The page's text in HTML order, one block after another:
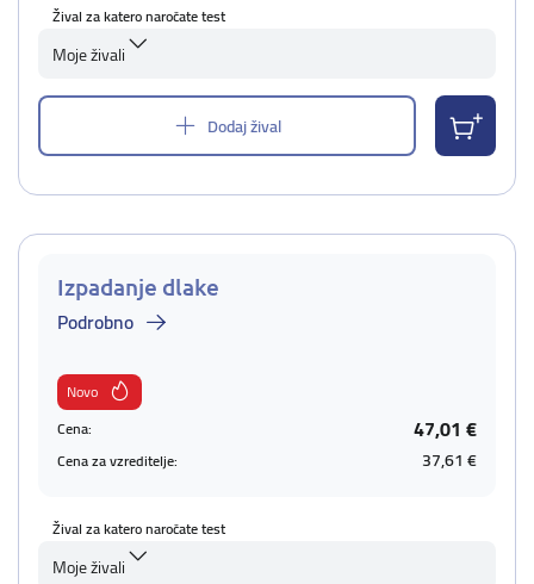
Žival za katero naročate test
Moje živali
Dodaj žival
Izpadanje dlake
Podrobno
Novo
Cena:
47,01 €
Cena za vzreditelje: 37,61 €
Žival za katero naročate test
Moje živali